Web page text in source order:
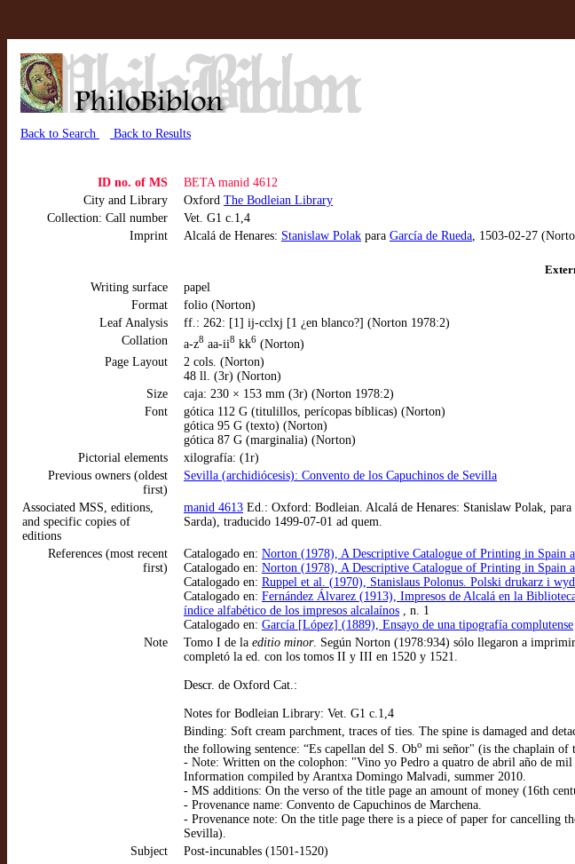
Back to Search Back to Results
ID no. of MS
BETA manid 4612
City and Library
Oxford The Bodleian Library
Collection: Call number
Vet. G1 c.1,4
Imprint
Alcalá de Henares: Stanislaw Polak para García de Rueda, 1503-02-27
Writing surface
papel
Format
folio (Norton)
Leaf Analysis
ff.: 262: [1] ij-cclxj [1 ¿en blanco?] (Norton 1978:2)
Collation
a-z8 aa-ii8 kk6 (Norton)
Page Layout
2 cols. (Norton)
48 ll. (3r) (Norton)
Size
caja: 230 × 153 mm (3r) (Norton 1978:2)
Font
gótica 112 G (titulillos, perícopas bíblicas) (Norton)
gótica 95 G (texto) (Norton)
gótica 87 G (marginalia) (Norton)
Pictorial elements
xilografía: (1r)
Previous owners (oldest
first)
Sevilla (archidiócesis): Convento de los Capuchinos de Sevilla
Associated MSS, editions,
and specific copies of
editions
manid 4613 Ed.: Oxford: Bodleian. Alcalá de Henares: Stanislaw Polak,
Sarda), traducido 1499-07-01 ad quem.
References (most recent
first)
Catalogado en: Norton (1978), A Descriptive Catalogue of Printing in Spain
Catalogado en: Norton (1978), A Descriptive Catalogue of Printing in Spain
Catalogado en: Ruppel et al. (1970), Stanislaus Polonus. Polski drukarz i
Catalogado en: Fernández Álvarez (1913), Impresos de Alcalá en la
índice alfabético de los impresos alcalaínos , n. 1
Catalogado en: García [López] (1889), Ensayo de una tipografía complutense
Note
Tomo I de la editio minor. Según Norton (1978:934) sólo llegaron a
completó la ed. con los tomos II y III en 1520 y 1521.
Descr. de Oxford Cat.:
Notes for Bodleian Library: Vet. G1 c.1,4
Binding: Soft cream parchment, traces of ties. The spine is damaged and
the following sentence: “Es capellan del S. Obo mi señor" (is the chaplain of
- Note: Written on the colophon: "Vino yo Pedro a quatro de abril año de
Information compiled by Arantxa Domingo Malvadi, summer 2010.
- MS additions: On the verso of the title page an amount of money (16th
- Provenance name: Convento de Capuchinos de Marchena.
- Provenance note: On the title page there is a piece of paper for cancelling
Sevilla).
Subject
Post-incunables (1501-1520)